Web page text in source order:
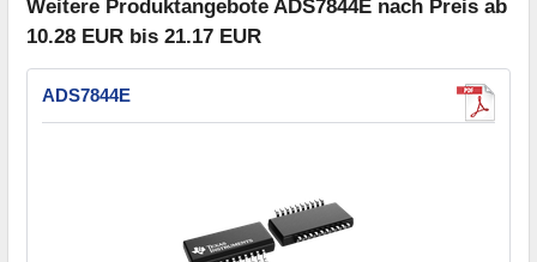
Weitere Produktangebote ADS7844E nach Preis ab
10.28 EUR bis 21.17 EUR
ADS7844E